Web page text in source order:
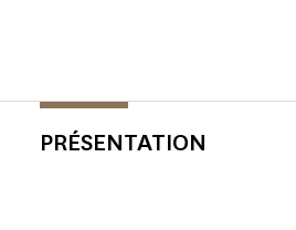
PRÉSENTATION